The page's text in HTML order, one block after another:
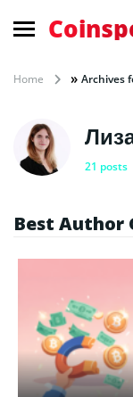
Home » Archives
21 posts
Best Author